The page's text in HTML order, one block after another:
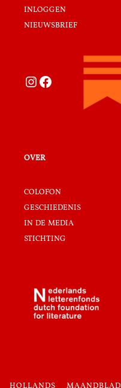
inloggen
nieuwsbrief
Instagram Facebook
over
colofon
geschiedenis
in de media
stichting
hollands maandblad